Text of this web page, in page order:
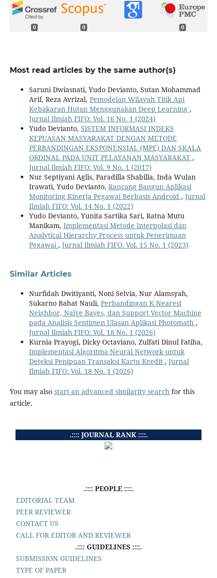
0 0 0
Most read articles by the same author(s)
Saruni Dwiasnati, Yudo Devianto, Sutan Mohammad
Arif, Reza Avrizal, Pemodelan Wilayah Titik Api
Kebakaran Hutan Menggunakan Deep Learning ,
Jurnal Ilmiah FIFO: Vol. 16 No. 1 (2024)
Yudo Devianto, SISTEM INFORMASI INDEKS
KEPUASAN MASYARAKAT DENGAN METODE
PERBANDINGAN EKSPONENSIAL (MPE) DAN SKALA
ORDINAL PADA UNIT PELAYANAN MASYARAKAT ,
Jurnal Ilmiah FIFO: Vol. 9 No. 1 (2017)
Nur Septiyani Aglis, Paradilla Shabilla, Inda Wulan
Irawati, Yudo Devianto, Rancang Bangun Aplikasi
Monitoring Kinerja Pegawai Berbasis Android , Jurnal
Ilmiah FIFO: Vol. 14 No. 1 (2022)
Yudo Devianto, Yunita Sartika Sari, Ratna Mutu
Manikam, Implementasi Metode Interpolasi dan
Analytical Hierarchy Process untuk Penerimaan
Pegawai, Jurnal Ilmiah FIFO: Vol. 15 No. 1 (2023)
Similar Articles
Nurfidah Dwitiyanti, Noni Selvia, Nur Alamsyah,
Sukarno Bahat Nauli, Perbandingan K-Nearest
Neighbor, Naïve Bayes, dan Support Vector Machine
pada Analisis Sentimen Ulasan Aplikasi Photomath ,
Jurnal Ilmiah FIFO: Vol. 18 No. 1 (2026)
Kurnia Prayogi, Dicky Octaviano, Zulfati Dinul Fatiha,
Implementasi Algoritma Neural Network untuk
Deteksi Penipuan Transaksi Kartu Kredit , Jurnal
Ilmiah FIFO: Vol. 18 No. 1 (2026)
You may also start an advanced similarity searchfor this
article.
.:::: JOURNAL RANK ::::.
.:::: PEOPLE ::::.
EDITORIAL TEAM
PEER REVIEWER
CONTACT US
CALL FOR EDITOR AND REVIEWER
.:::: GUIDELINES ::::.
SUBMISSION GUIDELINES
TYPE OF PAPER